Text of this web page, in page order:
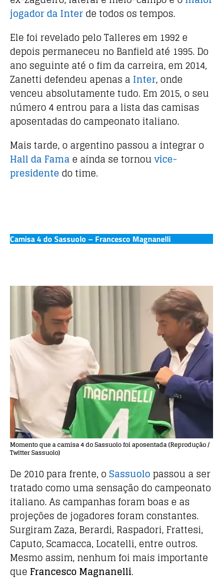
jogador da Interde todos os tempos.
Ele foi revelado pelo Talleres em 1992 e
depois permaneceu no Banfield até 1995. Do
ano seguinte até o fim da carreira, em 2014,
Zanetti defendeu apenas a Inter, onde
venceu absolutamente tudo. Em 2015, o seu
número 4 entrou para a lista das camisas
aposentadas do campeonato italiano.
Mais tarde, o argentino passou a integrar o
Hall da Fama e ainda se tornouvice-
presidente do time.
Camisa 4 do Sassuolo – Francesco Magnanelli
Momento que a camisa 4 do Sassuolo foi aposentada (Reprodução /
Twitter Sassuolo)
De 2010 para frente, oSassuolo passou a ser
tratado como uma sensação do campeonato
italiano. As campanhas foram boas e as
projeções de jogadores foram constantes.
Surgiram Zaza, Berardi, Raspadori, Frattesi,
Caputo, Scamacca, Locatelli, entre outros.
Mesmo assim, nenhum foi mais importante
que Francesco Magnanelli.